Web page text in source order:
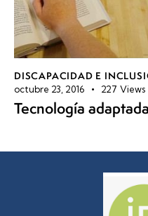
DISCAPACIDAD E
octubre 23, 2016 227 Views
Tecnología